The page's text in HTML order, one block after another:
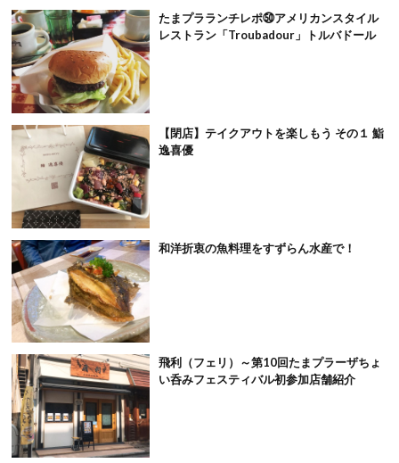
たまプラランチレポ㊿アメリカンスタイル
レストラン「Troubadour」トルバドール
【閉店】テイクアウトを楽しもう その１ 鮨
逸喜優
和洋折衷の魚料理をすずらん水産で！
飛利（フェリ）～第10回たまプラーザちょ
い呑みフェスティバル初参加店舗紹介